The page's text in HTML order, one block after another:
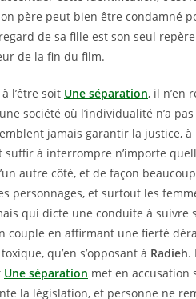
père peut bien être condamné
de sa fille est son seul
de la fin du film.
l’être soit Une séparation, il n’en
société où l’individualité n’a
jamais garantir la justice,
à interrompre n’importe
autre côté, et de façon
personnages, et surtout les
qui dicte une conduite à suivre
couple en affirmant une fierté
qu’en s’opposant à Radieh.
Une séparation met en accusation
la législation, et personne ne